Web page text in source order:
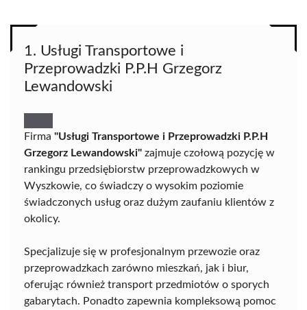
1. Usługi Transportowe i
Przeprowadzki P.P.H Grzegorz
Lewandowski
Firma "Usługi Transportowe i Przeprowadzki P.P.H
Grzegorz Lewandowski" zajmuje czołową pozycję w
rankingu przedsiębiorstw przeprowadzkowych w
Wyszkowie, co świadczy o wysokim poziomie
świadczonych usług oraz dużym zaufaniu klientów z
okolicy.
Specjalizuje się w profesjonalnym przewozie oraz
przeprowadzkach zarówno mieszkań, jak i biur,
oferując również transport przedmiotów o sporych
gabarytach. Ponadto zapewnia kompleksową pomoc